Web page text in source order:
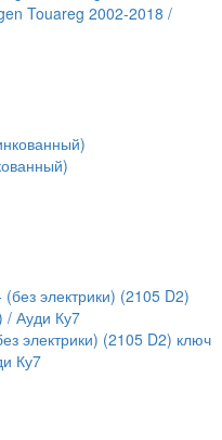
Touareg 2002-2018 /
электрики) (2105 D2) ключ
Ку7